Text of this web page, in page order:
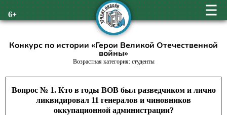
6+
Конкурс по истории «Герои Великой Отечественной
войны»
Возрастная категория: студенты
Вопрос № 1. Кто в годы ВОВ был разведчиком и лично
ликвидировал 11 генералов и чиновников
оккупационной администрации?